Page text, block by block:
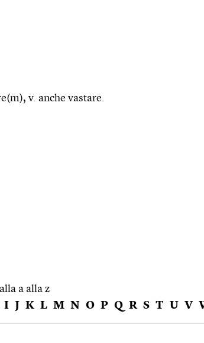
v. anche vastare.
a alla z
I J K L M N O P Q R S T U V